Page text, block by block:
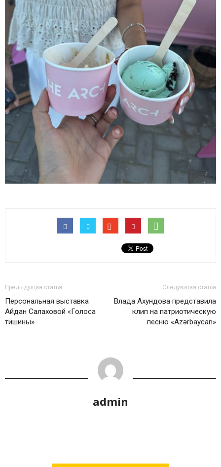
Предыдущая статья
Персональная выставка
Айдан Салаховой «Голоса
тишины»
Следующая статья
Влада Ахундова представила
клип на патриотическую
песню «Azərbaycan»
admin